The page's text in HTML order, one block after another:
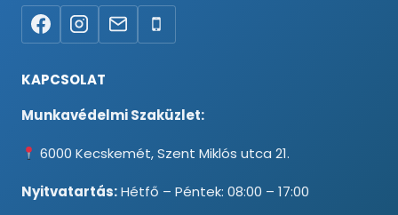
KAPCSOLAT
Munkavédelmi Szaküzlet:
6000 Kecskemét, Szent Miklós utca 21.
Nyitvatartás:Hétfő – Péntek: 08:00 – 17:00